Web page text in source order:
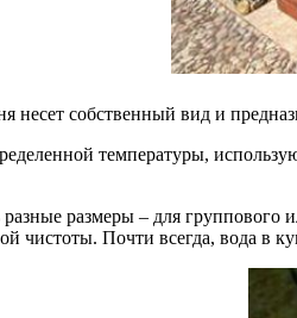
несет собственный вид и
температуры,
размеры – для
чистоты. Почти всегда, вода в